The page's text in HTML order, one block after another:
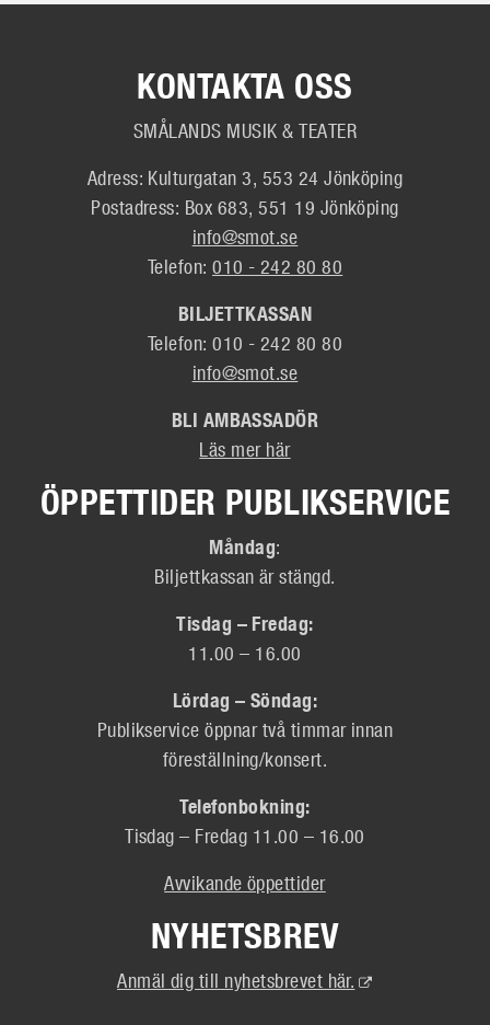
KONTAKTA OSS
SMÅLANDS MUSIK & TEATER
Adress: Kulturgatan 3, 553 24 Jönköping
Postadress: Box 683, 551 19 Jönköping
info@smot.se
Telefon:010 - 242 80 80
BILJETTKASSAN
Telefon: 010 - 242 80 80
info@smot.se
BLI AMBASSADÖR
Läs mer här
ÖPPETTIDER PUBLIKSERVICE
Måndag:
Biljettkassan är stängd.
Tisdag – Fredag:
11.00 – 16.00
Lördag – Söndag:
Publikservice öppnar två timmar innan
föreställning/konsert.
Telefonbokning:
Tisdag – Fredag 11.00 – 16.00
Avvikande öppettider
NYHETSBREV
Anmäl dig till nyhetsbrevet här. (Extern